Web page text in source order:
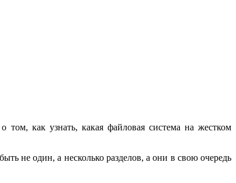
как узнать, какая файловая система на жестком
не один, а несколько разделов, а они в свою очередь